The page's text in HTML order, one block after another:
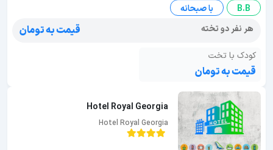
B.B
با صبحانه
هر نفر دو تخته
قیمت به تومان
کودک با تخت
قیمت به تومان
Hotel Royal Georgia
Hotel Royal Georgia